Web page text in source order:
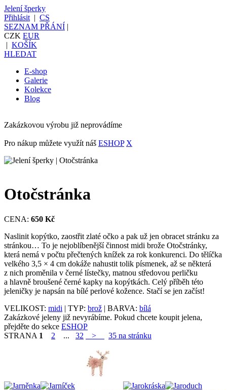
Jelení šperky
Přihlásit | CS
SEZNAM PŘÁNÍ |
CZK EUR
| KOŠÍK
HLEDAT
E-shop
Galerie
Kolekce
Blog
Zakázkovou výrobu již neprovádíme
Pro nákup můžete využít náš ESHOP X
Otočstránka
CENA: 650 Kč
Naslinit kopýtko, zaostřit zlaté očko a pak už jen obracet stránku za
stránkou… To je nejoblíbenější činnost midi brože Otočstránky,
která nemá v počtu přečtených knížek za rok konkurenci. Do tělíčka
velkého 3,5 × 4 cm dokáže nahustit tolik písmenek, až se některá
z nich proměnila v černé lístečky, matnou středovou perličku
a hlavně broušené černé kapky na kopýtkách. Celý příběh této
jeleničky je napsán na bílé perlové kožence. Stačí se jen začíst!
VELIKOST: midi | TYP: brož | BARVA: bílá
Zakázkové jeleny již nevyrábíme. Pokud chcete koupit jelena,
přejděte do sekce ESHOP
STRANA 1 2 ... 32 > 35 na stránku